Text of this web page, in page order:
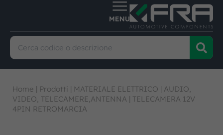
Home | Prodotti | MATERIALE ELETTRICO | AUDIO,
VIDEO, TELECAMERE,ANTENNA | TELECAMERA 12V
4PIN RETROMARCIA